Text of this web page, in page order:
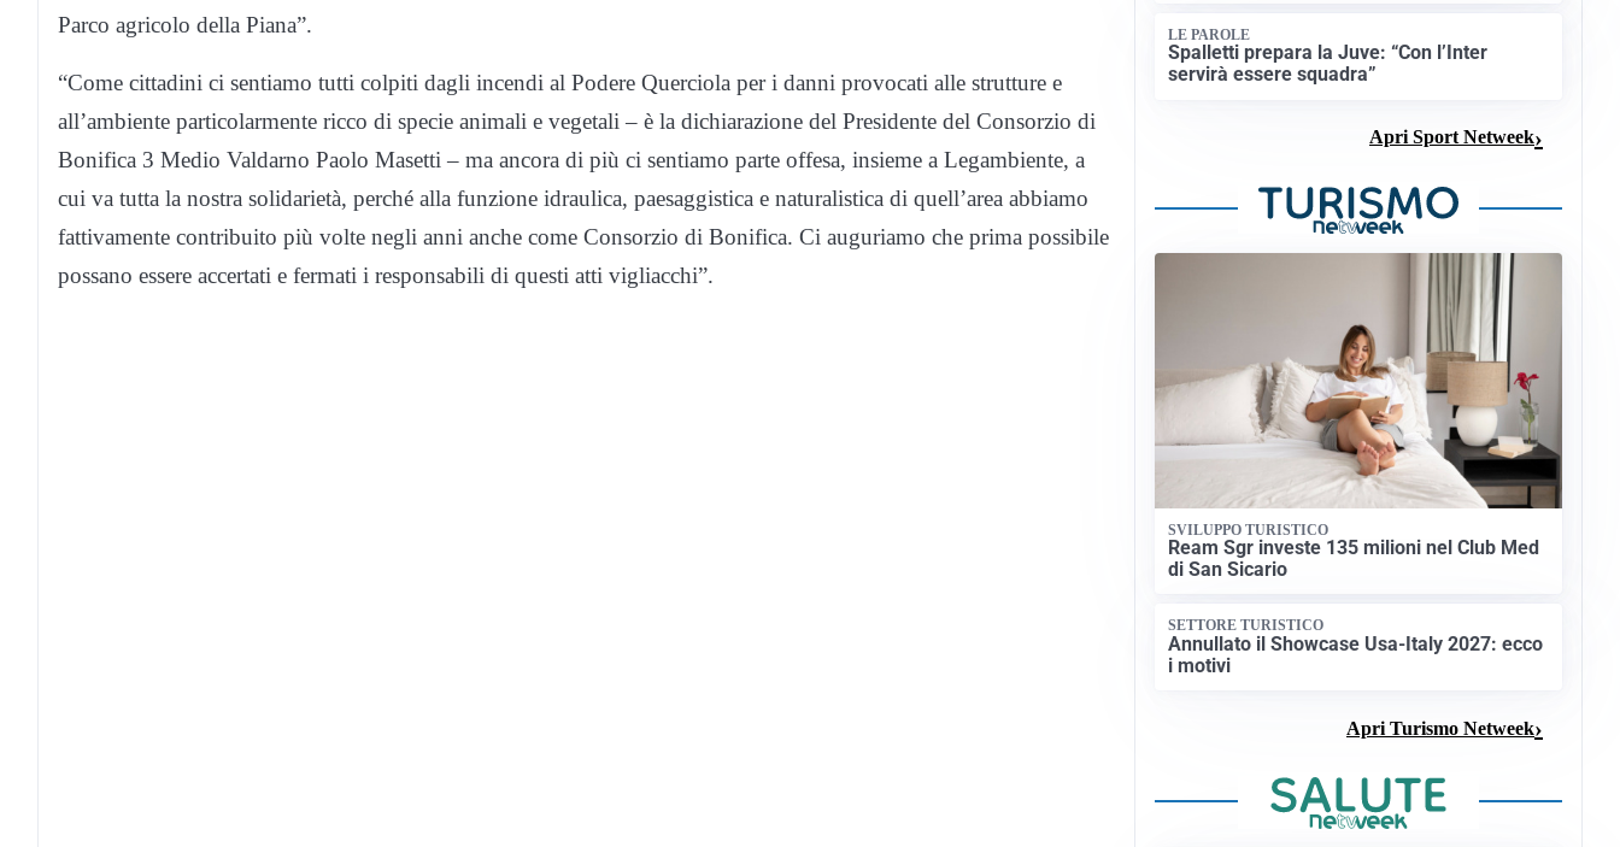
Parco agricolo della Piana”.
“Come cittadini ci sentiamo tutti colpiti dagli incendi al Podere Querciola per i danni provocati alle strutture e
all’ambiente particolarmente ricco di specie animali e vegetali – è la dichiarazione del Presidente del Consorzio di
Bonifica 3 Medio Valdarno Paolo Masetti – ma ancora di più ci sentiamo parte offesa, insieme a Legambiente, a
cui va tutta la nostra solidarietà, perché alla funzione idraulica, paesaggistica e naturalistica di quell’area abbiamo
fattivamente contribuito più volte negli anni anche come Consorzio di Bonifica. Ci auguriamo che prima possibile
possano essere accertati e fermati i responsabili di questi atti vigliacchi”.
LE PAROLE
Spalletti prepara la Juve: “Con l’Inter
servirà essere squadra”
Apri Sport Netweek
SVILUPPO TURISTICO
Ream Sgr investe 135 milioni nel Club Med
di San Sicario
SETTORE TURISTICO
Annullato il Showcase Usa-Italy 2027: ecco
i motivi
Apri Turismo Netweek